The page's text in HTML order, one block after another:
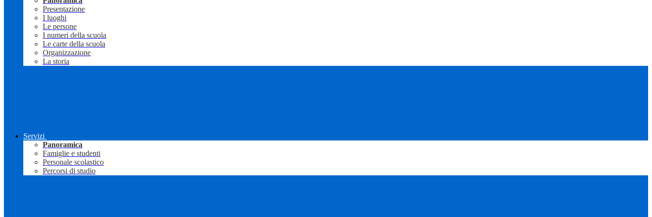
Presentazione
I luoghi
Le persone
I numeri della scuola
Le carte della scuola
Organizzazione
La storia
Servizi
Panoramica
Famiglie e studenti
Personale scolastico
Percorsi di studio